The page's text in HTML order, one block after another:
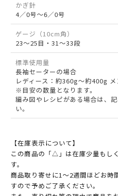
かぎ針
4／0号～6／0号
ゲージ（10cm角）
23～25目・31～33段
標準使用量
長袖セーターの場合
レディース：約360g～約400g
※目安の数量となります。
編み図やレシピがある場合は、
い。
【在庫表示について】
この商品の「△」は在庫少量もし
す。
商品取り寄せに1～2週間ほどお時
すので予めご了承ください。